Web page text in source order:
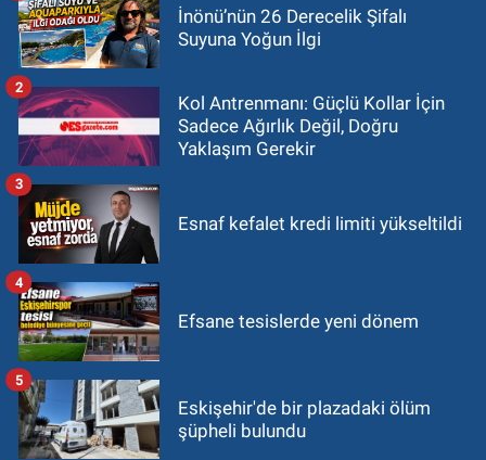
İnönü’nün 26 Derecelik Şifalı
Suyuna Yoğun İlgi
Kol Antrenmanı: Güçlü Kollar İçin
Sadece Ağırlık Değil, Doğru
Yaklaşım Gerekir
2
Esnaf kefalet kredi limiti yükseltildi
3
Efsane tesislerde yeni dönem
4
Eskişehir'de bir plazadaki ölüm
şüpheli bulundu
5